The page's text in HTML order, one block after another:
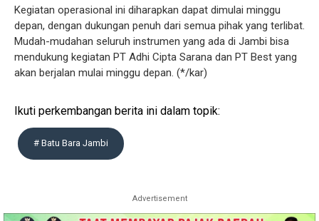
Kegiatan operasional ini diharapkan dapat dimulai minggu
depan, dengan dukungan penuh dari semua pihak yang terlibat.
Mudah-mudahan seluruh instrumen yang ada di Jambi bisa
mendukung kegiatan PT Adhi Cipta Sarana dan PT Best yang
akan berjalan mulai minggu depan. (*/kar)
Ikuti perkembangan berita ini dalam topik:
# Batu Bara Jambi
Advertisement